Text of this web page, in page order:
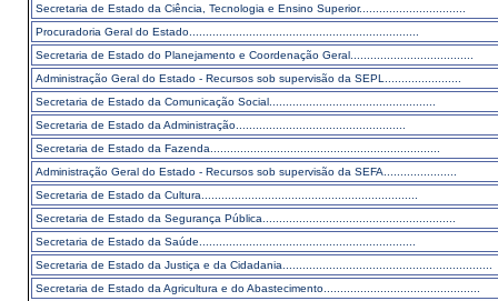
Secretaria de Estado da Ciência, Tecnologia e Ensino Superior................................
Procuradoria Geral do Estado.....................................................................
Secretaria de Estado do Planejamento e Coordenação Geral.....................................
Administração Geral do Estado - Recursos sob supervisão da SEPL.......................
Secretaria de Estado da Comunicação Social..................................................
Secretaria de Estado da Administração...................................................
Secretaria de Estado da Fazenda.....................................................................
Administração Geral do Estado - Recursos sob supervisão da SEFA......................
Secretaria de Estado da Cultura.................................................................
Secretaria de Estado da Segurança Pública..........................................................
Secretaria de Estado da Saúde.................................................................
Secretaria de Estado da Justiça e da Cidadania...............................................................
Secretaria de Estado da Agricultura e do Abastecimento...............................................